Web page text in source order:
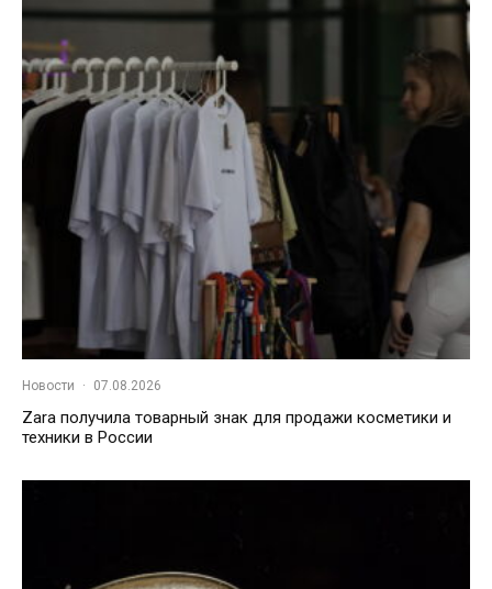
Новости · 07.08.2026
Zara получила товарный знак для продажи косметики и
техники в России